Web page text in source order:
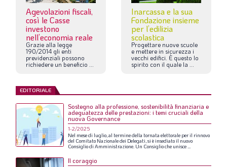
Agevolazioni fiscali,
così le Casse
investono
nell’economia reale
Grazie alla legge
190/2014 gli enti
previdenziali possono
richiedere un beneficio
Inarcassa e la sua
Fondazione insieme
per l’edilizia
scolastica
Progettare nuove scuole
e mettere in sicurezza i
vecchi edifici. È questo lo
spirito con il quale la
EDITORIALE
Sostegno alla professione, sostenibilità finanziaria e
adeguatezza delle prestazioni: i temi cruciali della
nuova Governance
1-2/2025
Nel mesedi luglio,al terminedella tornata elettorale peril rinnovo
del Comitato Nazionaledei Delegati,si èinsediatoil nuovo
Consigliodi Amministrazione. Un Consiglioche unisce...
Il coraggio